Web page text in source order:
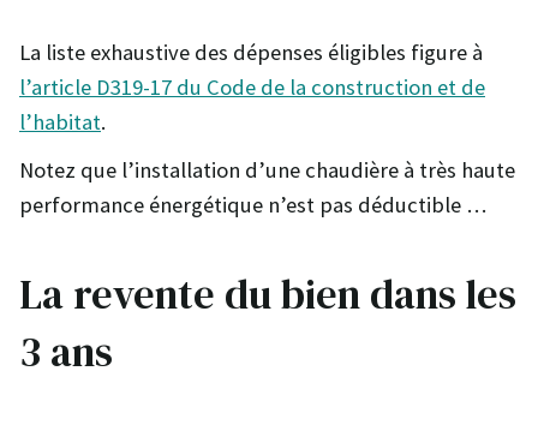
La liste exhaustive des dépenses éligibles figure à
l’article D319-17 du Code de la construction et de
l’habitat.
Notez que l’installation d’une chaudière à très haute
performance énergétique n’est pas déductible …
La revente du bien dans les
3 ans